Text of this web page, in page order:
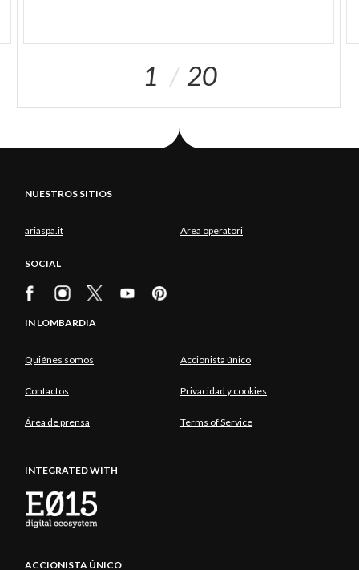
1 20
NUESTROS SITIOS
ariaspa.it Area operatori
SOCIAL
IN LOMBARDIA
Quiénes somos Accionista único
Contactos Privacidad y cookies
Área de prensa Terms of Service
INTEGRATED WITH
ACCIONISTA ÚNICO